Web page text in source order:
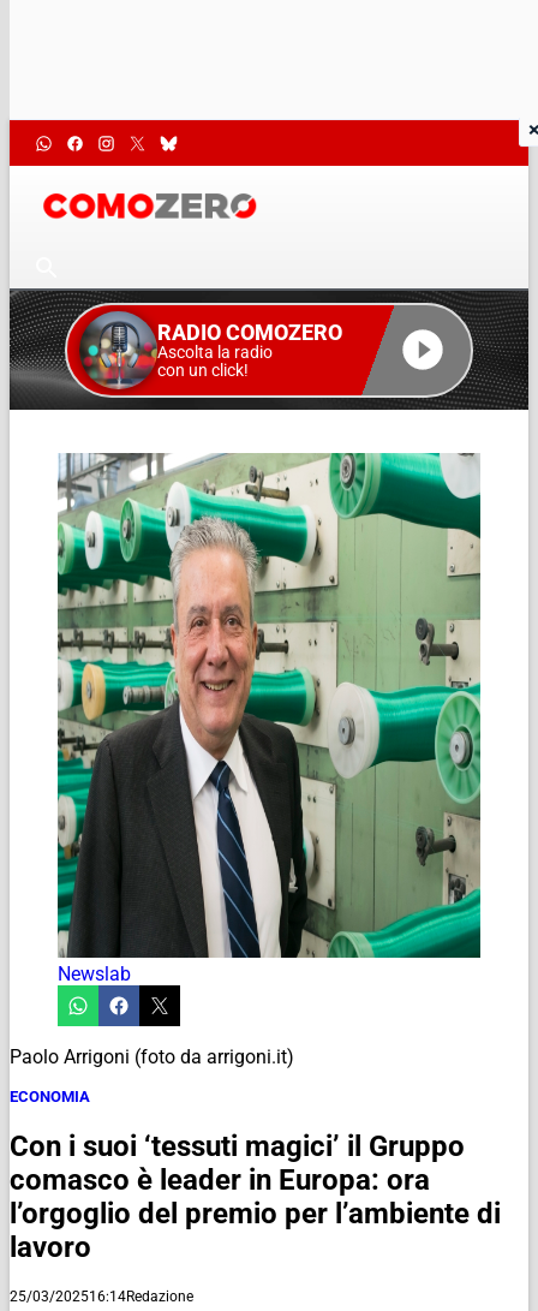
RADIO COMOZERO
Ascolta la radio
con un click!
Newslab
Paolo Arrigoni (foto da arrigoni.it)
ECONOMIA
Con i suoi ‘tessuti magici’ il Gruppo
comasco è leader in Europa: ora
l’orgoglio del premio per l’ambiente di
lavoro
25/03/202516:14Redazione